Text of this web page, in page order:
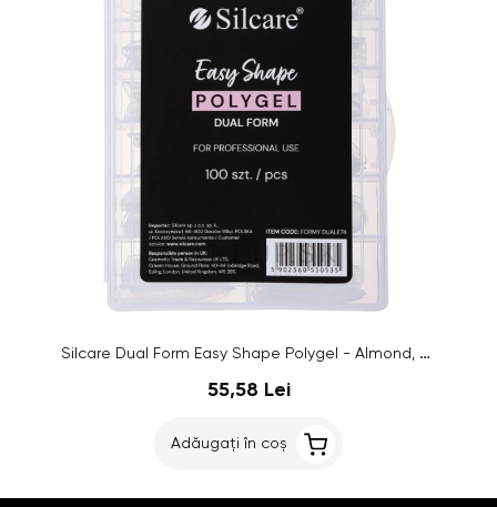
Silcare Dual Form Easy Shape Polygel - Almond, Clear 100 buc
55,58 Lei
Adăugați în coș